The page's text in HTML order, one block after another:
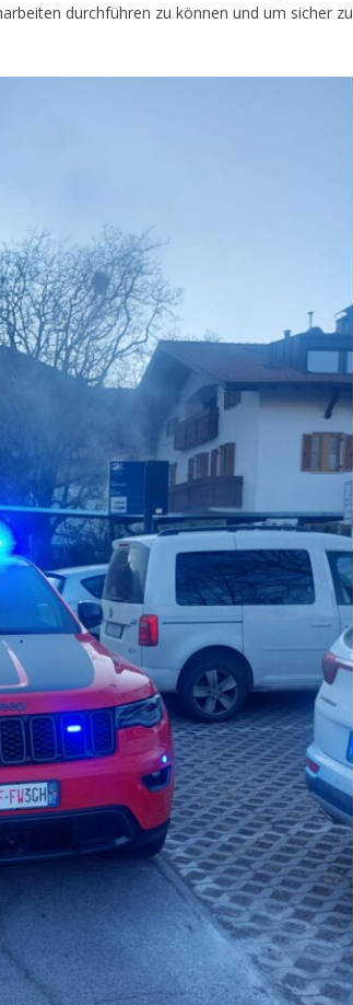
durchführen zu können und um sicher zu